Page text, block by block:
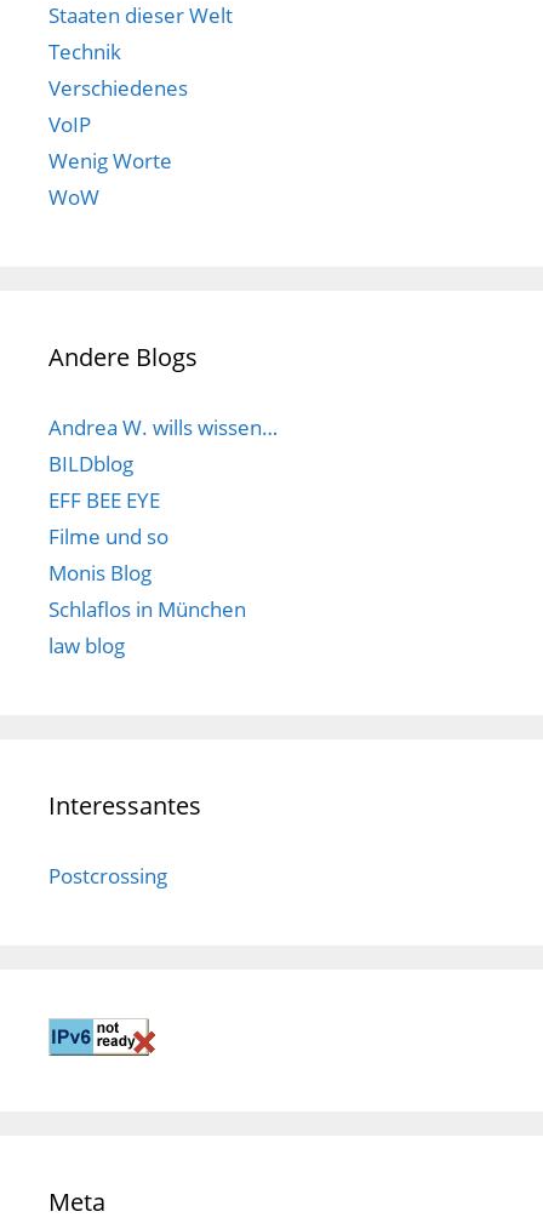
Staaten dieser Welt
Technik
Verschiedenes
VoIP
Wenig Worte
WoW
Andere Blogs
Andrea W. wills wissen…
BILDblog
EFF BEE EYE
Filme und so
Monis Blog
Schlaflos in München
law blog
Interessantes
Postcrossing
Meta